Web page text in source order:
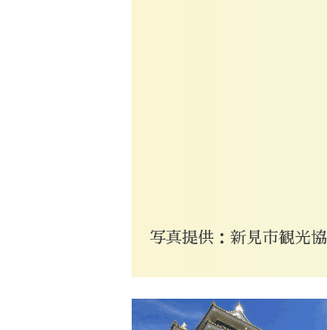
写真提供：新見市観光